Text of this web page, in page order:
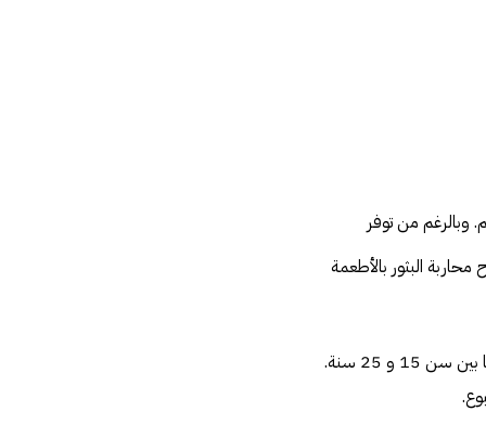
وبالرغم من توفر
البثور بالأطعمة
هذا وقد قام العلماء من جامعة RMIT في ملبورن بدراسة تأثير الغذاءِ على حوالي ثلاثة وأربعون مريضا ما بين سن 15 و 25 سنة.